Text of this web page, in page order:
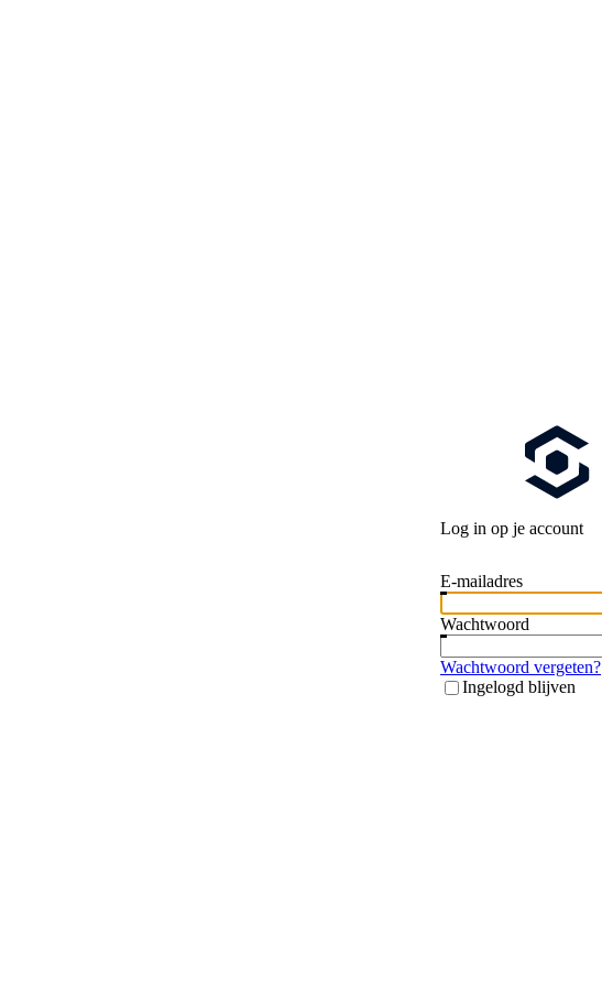
Log in op je account
E-mailadres
Wachtwoord
Wachtwoord vergeten?
Ingelogd blijven